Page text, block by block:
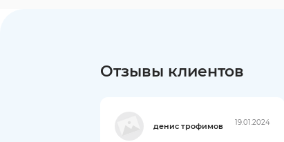
Отзывы клиентов
денис трофимов 19.01.2024